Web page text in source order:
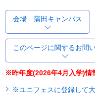
会場 蒲田キャンパス
このページに関するお問
※昨年度(2026年4月入学)情
※ユニフェスに登録して